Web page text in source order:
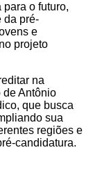
o futuro,
da pré-
e
projeto
na
de Antônio
que busca
sua
regiões e
candidatura.